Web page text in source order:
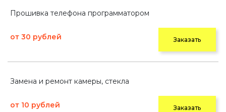
Прошивка телефона программатором
от 30 рублей Заказать
Замена и ремонт камеры, стекла
от 10 рублей Заказать